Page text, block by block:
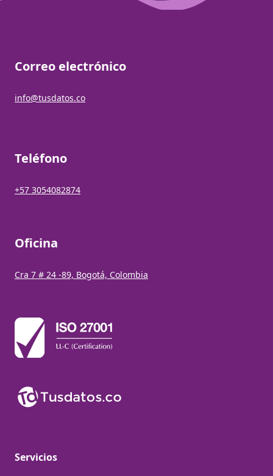
Correo electrónico
info@tusdatos.co
Teléfono
+57 3054082874
Oficina
Cra 7 # 24 -89, Bogotá, Colombia
Servicios